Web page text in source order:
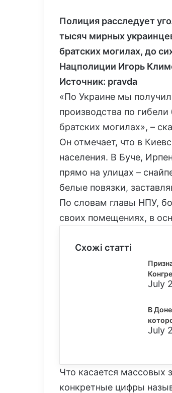
Полиция расследует
тысяч мирных
братских могилах, до
Нацполиции Игорь
Источник: pravda
«По Украине мы
производства по
братских могилах», –
Он отмечает, что в
населения. В Буче,
прямо на улицах –
белые повязки,
По словам главы НПУ,
своих помещениях, в
Схожі статті
July
В
July
Что касается массовых
конкретные цифры